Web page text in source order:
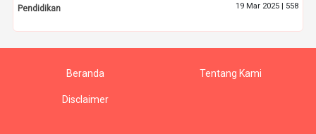
Pendidikan 19 Mar 2025 | 558
Beranda Tentang Kami
Disclaimer